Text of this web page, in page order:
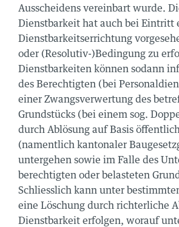
Ausscheidens vereinbart wurde.
Dienstbarkeit hat auch bei Eintritt
Dienstbarkeitserrichtung
oder (Resolutiv-)Bedingung zu
Dienstbarkeiten können sodann
des Berechtigten (bei
einer Zwangsverwertung des
Grundstücks (bei einem sog.
durch Ablösung auf Basis
(namentlich kantonaler
untergehen sowie im Falle des
berechtigten oder belasteten
Schliesslich kann unter
eine Löschung durch richterliche
Dienstbarkeit erfolgen, worauf